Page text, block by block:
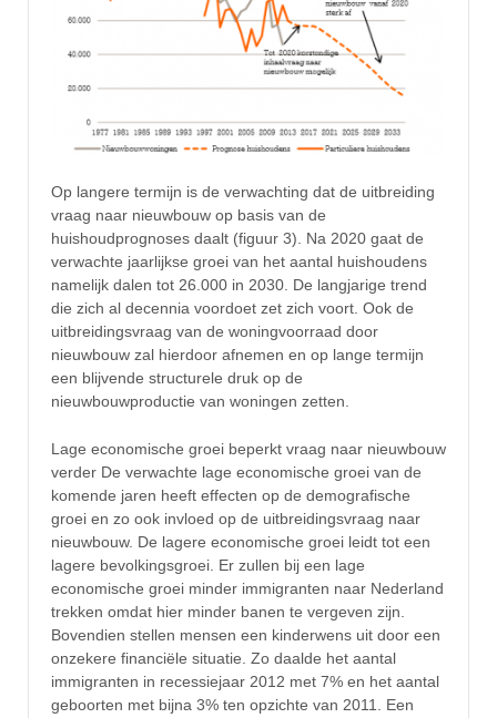
Op langere termijn is de verwachting dat de uitbreiding
vraag naar nieuwbouw op basis van de
huishoudprognoses daalt (figuur 3). Na 2020 gaat de
verwachte jaarlijkse groei van het aantal huishoudens
namelijk dalen tot 26.000 in 2030. De langjarige trend
die zich al decennia voordoet zet zich voort. Ook de
uitbreidingsvraag van de woningvoorraad door
nieuwbouw zal hierdoor afnemen en op lange termijn
een blijvende structurele druk op de
nieuwbouwproductie van woningen zetten.
Lage economische groei beperkt vraag naar nieuwbouw
verder De verwachte lage economische groei van de
komende jaren heeft effecten op de demografische
groei en zo ook invloed op de uitbreidingsvraag naar
nieuwbouw. De lagere economische groei leidt tot een
lagere bevolkingsgroei. Er zullen bij een lage
economische groei minder immigranten naar Nederland
trekken omdat hier minder banen te vergeven zijn.
Bovendien stellen mensen een kinderwens uit door een
onzekere financiële situatie. Zo daalde het aantal
immigranten in recessiejaar 2012 met 7% en het aantal
geboorten met bijna 3% ten opzichte van 2011. Een